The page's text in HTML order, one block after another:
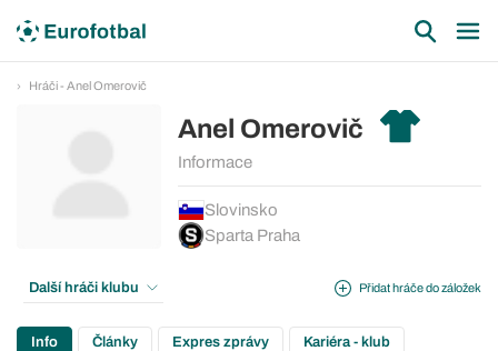
Hráči - Anel Omerovič
Anel Omerovič
Informace
Slovinsko
Sparta Praha
Přidat hráče do záložek
Další hráči klubu
Info Články Expres zprávy Kariéra - klub